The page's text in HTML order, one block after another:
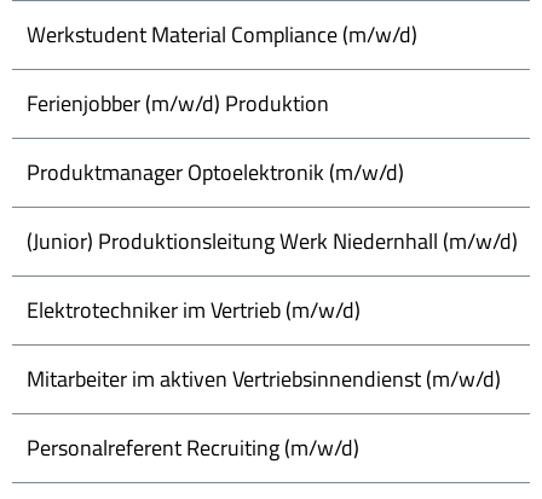
Werkstudent Material Compliance (m/w/d)
Ferienjobber (m/w/d) Produktion
Produktmanager Optoelektronik (m/w/d)
(Junior) Produktionsleitung Werk Niedernhall (m/w/d)
Elektrotechniker im Vertrieb (m/w/d)
Mitarbeiter im aktiven Vertriebsinnendienst (m/w/d)
Personalreferent Recruiting (m/w/d)